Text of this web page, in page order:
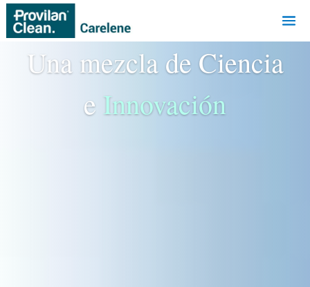
Una mezcla de Ciencia
e Innovación